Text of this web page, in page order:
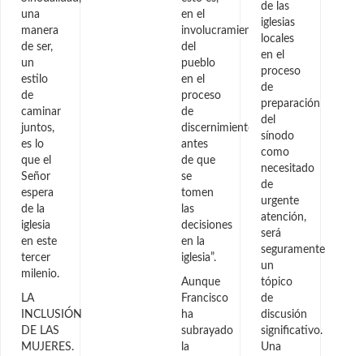
una
manera
de ser,
un
estilo
de
caminar
juntos,
es lo
que el
Señor
espera
de la
iglesia
en este
tercer
milenio.
LA
INCLUSIÓN
DE LAS
MUJERES.
en el
involucramiento
del
pueblo
en el
proceso
de
discernimiento
antes
de que
se
tomen
las
decisiones
en la
iglesia”.
Aunque
Francisco
ha
subrayado
la
de las
iglesias
locales
en el
proceso
de
preparación
del
sínodo
como
necesitado
de
urgente
atención,
será
seguramente
un
tópico
de
discusión
significativo.
Una